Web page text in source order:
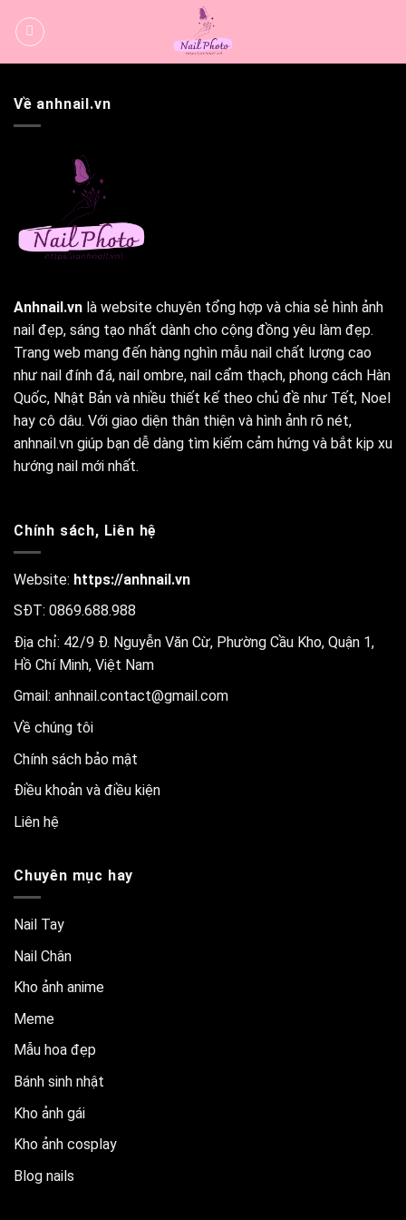
qua
Về anhnail.vn
Anhnail.vn là website chuyên tổng hợp và chia sẻ hình ảnh
nail đẹp, sáng tạo nhất dành cho cộng đồng yêu làm đẹp.
Trang web mang đến hàng nghìn mẫu nail chất lượng cao
như nail đính đá, nail ombre, nail cẩm thạch, phong cách Hàn
Quốc, Nhật Bản và nhiều thiết kế theo chủ đề như Tết, Noel
hay cô dâu. Với giao diện thân thiện và hình ảnh rõ nét,
anhnail.vn giúp bạn dễ dàng tìm kiếm cảm hứng và bắt kịp xu
hướng nail mới nhất.
Chính sách, Liên hệ
Website: https://anhnail.vn
SĐT: 0869.688.988
Địa chỉ: 42/9 Đ. Nguyễn Văn Cừ, Phường Cầu Kho, Quận 1,
Hồ Chí Minh, Việt Nam
Gmail: anhnail.contact@gmail.com
Về chúng tôi
Chính sách bảo mật
Điều khoản và điều kiện
Liên hệ
Chuyên mục hay
Nail Tay
Nail Chân
Kho ảnh anime
Meme
Mẫu hoa đẹp
Bánh sinh nhật
Kho ảnh gái
Kho ảnh cosplay
Blog nails